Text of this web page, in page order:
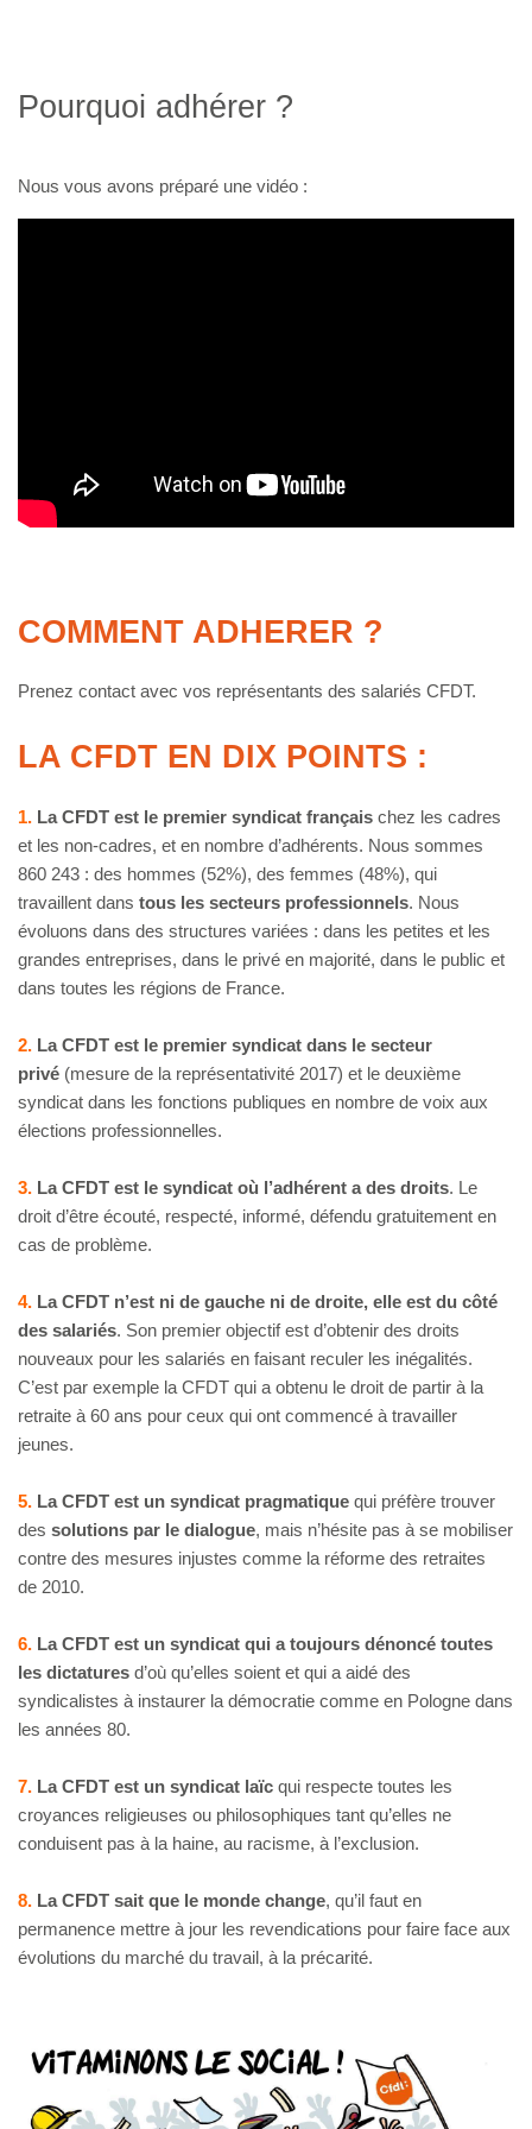
Pourquoi adhérer ?
Nous vous avons préparé une vidéo :
COMMENT ADHERER ?
Prenez contact avec vos représentants des salariés CFDT.
LA CFDT EN DIX POINTS :
1. La CFDT est le premier syndicat français chez les cadres
et les non-cadres, et en nombre d’adhérents. Nous sommes
860 243 : des hommes (52%), des femmes (48%), qui
travaillent dans tous les secteurs professionnels. Nous
évoluons dans des structures variées : dans les petites et les
grandes entreprises, dans le privé en majorité, dans le public et
dans toutes les régions de France.
2. La CFDT est le premier syndicat dans le secteur
privé (mesure de la représentativité 2017) et le deuxième
syndicat dans les fonctions publiques en nombre de voix aux
élections professionnelles.
3. La CFDT est le syndicat où l’adhérent a des droits. Le
droit d’être écouté, respecté, informé, défendu gratuitement en
cas de problème.
4. La CFDT n’est ni de gauche ni de droite, elle est du côté
des salariés. Son premier objectif est d’obtenir des droits
nouveaux pour les salariés en faisant reculer les inégalités.
C’est par exemple la CFDT qui a obtenu le droit de partir à la
retraite à 60 ans pour ceux qui ont commencé à travailler
jeunes.
5. La CFDT est un syndicat pragmatique qui préfère trouver
des solutions par le dialogue, mais n’hésite pas à se mobiliser
contre des mesures injustes comme la réforme des retraites
de 2010.
6. La CFDT est un syndicat qui a toujours dénoncé toutes
les dictatures d’où qu’elles soient et qui a aidé des
syndicalistes à instaurer la démocratie comme en Pologne dans
les années 80.
7. La CFDT est un syndicat laïc qui respecte toutes les
croyances religieuses ou philosophiques tant qu’elles ne
conduisent pas à la haine, au racisme, à l’exclusion.
8. La CFDT sait que le monde change, qu’il faut en
permanence mettre à jour les revendications pour faire face aux
évolutions du marché du travail, à la précarité.